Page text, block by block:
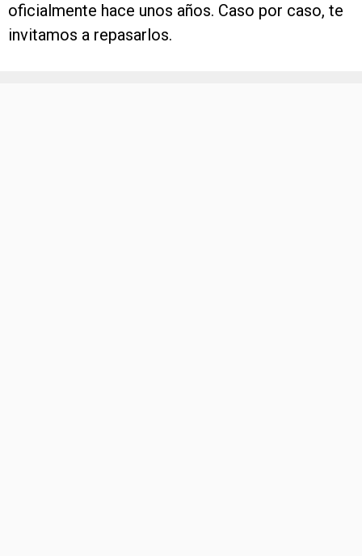
oficialmente hace unos años. Caso por caso, te
invitamos a repasarlos.